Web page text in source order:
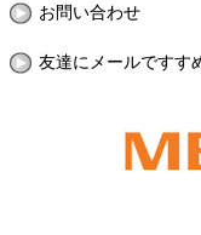
お問い合わせ
友達にメールですす